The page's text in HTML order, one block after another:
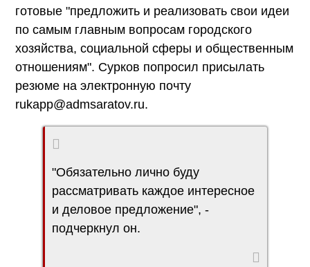
готовые "предложить и реализовать свои идеи
по самым главным вопросам городского
хозяйства, социальной сферы и общественным
отношениям". Сурков попросил присылать
резюме на электронную почту
rukapp@admsaratov.ru.
"Обязательно лично буду
рассматривать каждое интересное
и деловое предложение", -
подчеркнул он.